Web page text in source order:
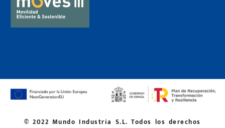
© 2022 Mundo Industria S.L. Todos los derechos